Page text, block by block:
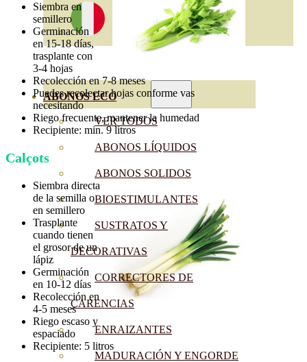
ABONOS ECO
VER TODOS
ABONOS LÍQUIDOS
ABONOS SOLIDOS
BIOESTIMULANTES
SUSTRATOS Y
DECORATIVAS
CORRECTORES DE
CARENCIAS
ENRAIZANTES
MADURACIÓN Y ENGORDE
Siembra en
semillero
Germinación
en 15-18 días,
trasplante con
3-4 hojas
Recolección en 7-8 meses
Puedes recolectar hojas conforme vas
necesitando
Riego frecuente, mantener la humedad
Recipiente: min. 9 litros
Calçots
Siembra directa
de la semilla o
en semillero
Trasplante
cuando tienen
el grosor de un
lápiz
Germinación
en 10-12 días
Recolección en
4-5 meses
Riego escaso y
espaciado
Recipiente: 5 litros